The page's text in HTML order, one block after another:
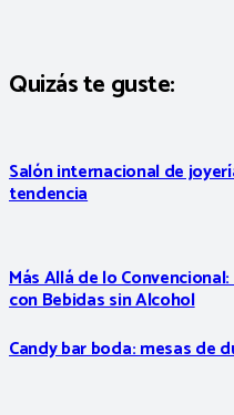
Quizás te guste:
Salón internacional de
tendencia
Más Allá de lo
con Bebidas sin Alcohol
Candy bar boda: mesas de